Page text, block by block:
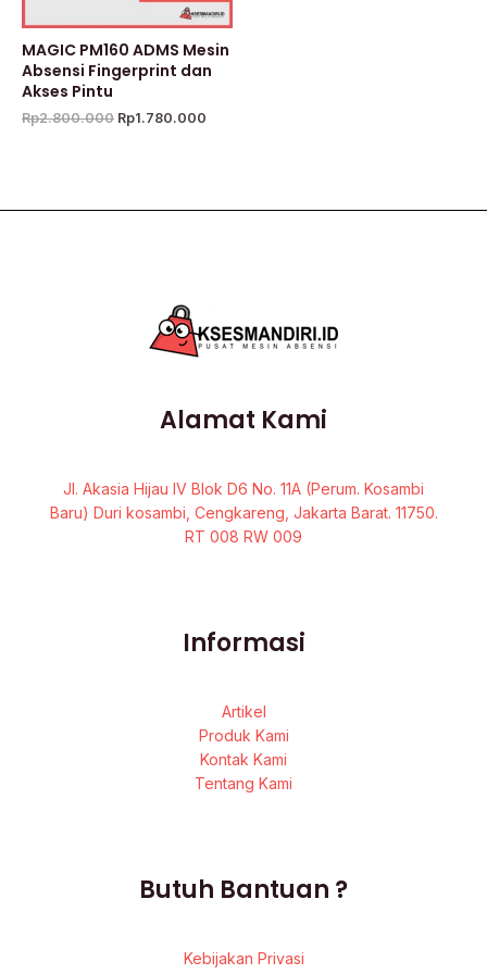
MAGIC PM160 ADMS Mesin
Absensi Fingerprint dan
Akses Pintu
Rp2.800.000 Rp1.780.000
Alamat Kami
Jl. Akasia Hijau IV Blok D6 No. 11A (Perum. Kosambi
Baru) Duri kosambi, Cengkareng, Jakarta Barat. 11750.
RT 008 RW 009
Informasi
Artikel
Produk Kami
Kontak Kami
Tentang Kami
Butuh Bantuan ?
Kebijakan Privasi